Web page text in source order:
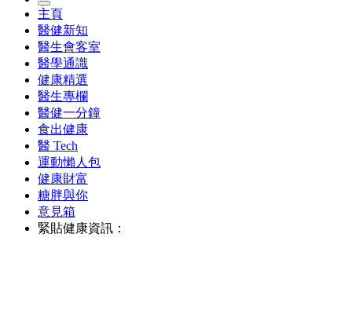
主頁
醫健新知
醫生會客室
醫學通識
健康精選
醫生專欄
醫健一分鐘
食出健康
醫 Tech
運動懶人包
健康財富
糖胖與你
意見箱
緊貼健康資訊：